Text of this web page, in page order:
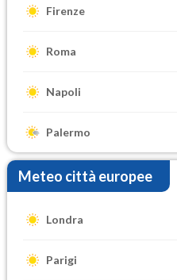
Firenze
Roma
Napoli
Palermo
Meteo città europee
Londra
Parigi